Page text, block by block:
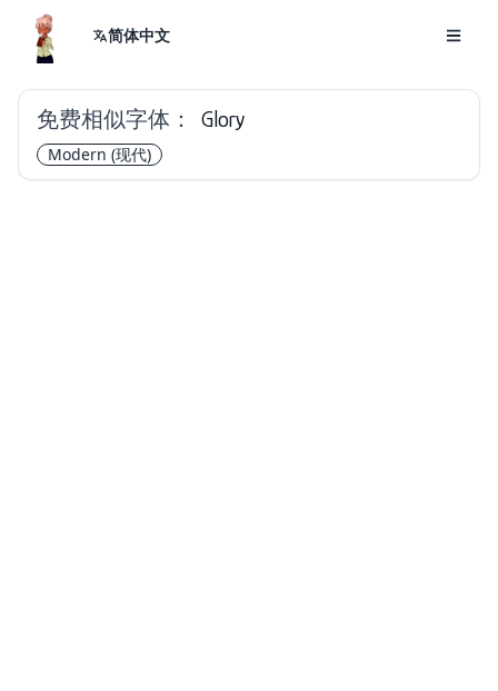
简体中文
免费相似字体： Glory
Modern (现代)